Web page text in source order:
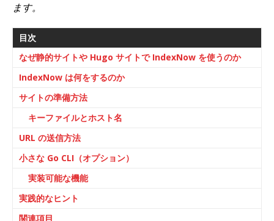
ます。
目次
なぜ静的サイトや Hugo サイトで IndexNow を使うのか
IndexNow は何をするのか
サイトの準備方法
キーファイルとホスト名
URL の送信方法
小さな Go CLI（オプション）
実装可能な機能
実践的なヒント
関連項目